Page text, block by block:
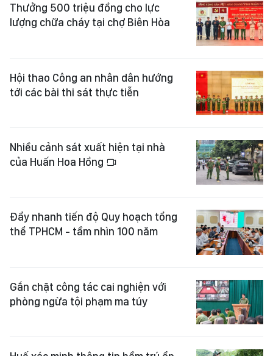
Thưởng 500 triệu đồng cho lực
lượng chữa cháy tại chợ Biên Hòa
Hội thao Công an nhân dân hướng
tới các bài thi sát thực tiễn
Nhiều cảnh sát xuất hiện tại nhà
của Huấn Hoa Hồng
Đẩy nhanh tiến độ Quy hoạch tổng
thể TPHCM - tầm nhìn 100 năm
Gắn chặt công tác cai nghiện với
phòng ngừa tội phạm ma túy